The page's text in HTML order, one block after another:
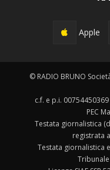
Apple
© RADIO BRUNO
c.f. e p.i. 00754450369
PEC
Testata giornalistica
registrata
Testata giornalistica